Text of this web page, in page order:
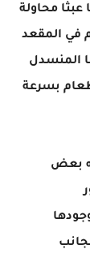
محاولة
في المقعد
المنسدل
بسرعة
بعض